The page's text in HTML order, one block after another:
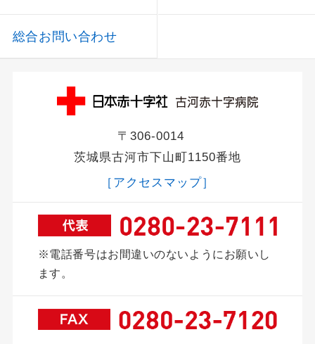
総合お問い合わせ
〒306-0014
茨城県古河市下山町1150番地
［アクセスマップ］
※電話番号はお間違いのないようにお願いし
ます。